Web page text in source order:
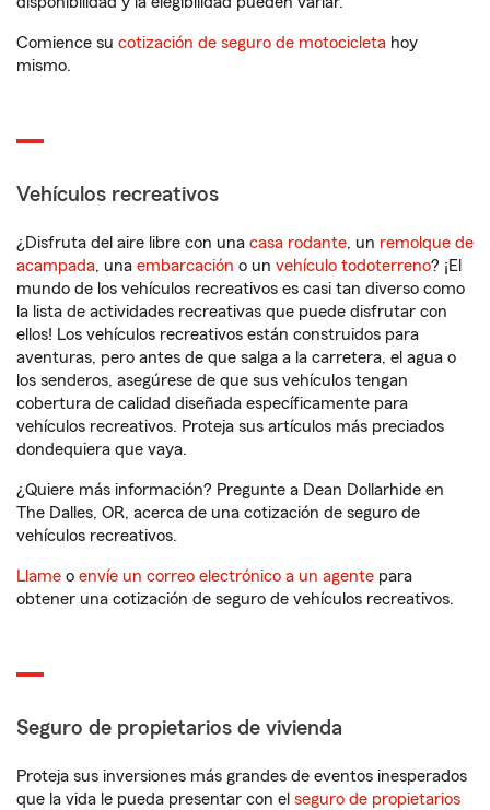
Comience su cotización de seguro de motocicleta hoy
mismo.
Vehículos recreativos
¿Disfruta del aire libre con una casa rodante, un remolque de
acampada, una embarcación o un vehículo todoterreno? ¡El
mundo de los vehículos recreativos es casi tan diverso como
la lista de actividades recreativas que puede disfrutar con
ellos! Los vehículos recreativos están construidos para
aventuras, pero antes de que salga a la carretera, el agua o
los senderos, asegúrese de que sus vehículos tengan
cobertura de calidad diseñada específicamente para
vehículos recreativos. Proteja sus artículos más preciados
dondequiera que vaya.
¿Quiere más información? Pregunte a Dean Dollarhide en
The Dalles, OR, acerca de una cotización de seguro de
vehículos recreativos.
Llame o envíe un correo electrónico a un agente para
obtener una cotización de seguro de vehículos recreativos.
Seguro de propietarios de vivienda
Proteja sus inversiones más grandes de eventos inesperados
que la vida le pueda presentar con el seguro de propietarios